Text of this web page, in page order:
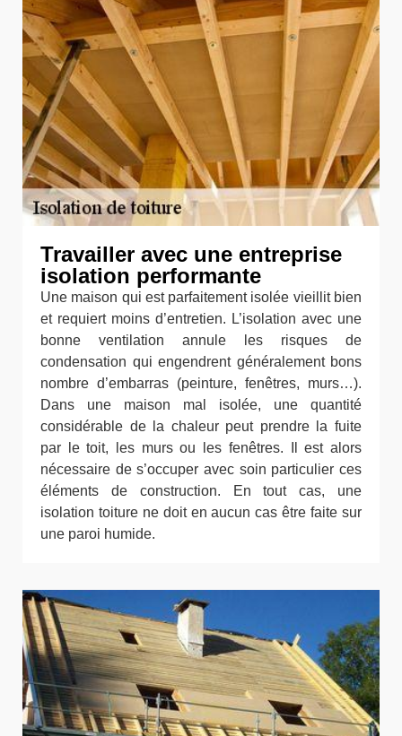
Travailler avec une entreprise
isolation performante
Une maison qui est parfaitement isolée vieillit bien
et requiert moins d’entretien. L’isolation avec une
bonne ventilation annule les risques de
condensation qui engendrent généralement bons
nombre d’embarras (peinture, fenêtres, murs…).
Dans une maison mal isolée, une quantité
considérable de la chaleur peut prendre la fuite
par le toit, les murs ou les fenêtres. Il est alors
nécessaire de s’occuper avec soin particulier ces
éléments de construction. En tout cas, une
isolation toiture ne doit en aucun cas être faite sur
une paroi humide.